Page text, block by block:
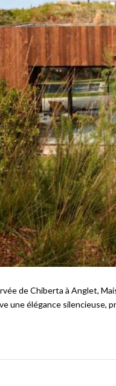
de Chiberta à Anglet,
une élégance silencieuse,